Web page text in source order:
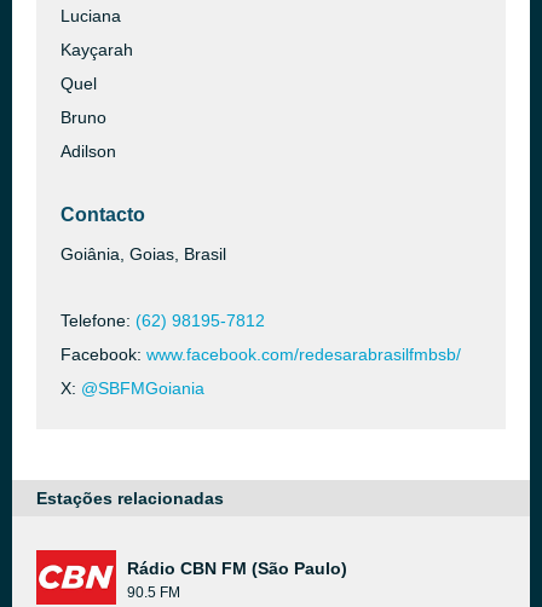
Luciana
Kayçarah
Quel
Bruno
Adilson
Contacto
Goiânia, Goias, Brasil
Telefone: (62) 98195-7812
Facebook: www.facebook.com/redesarabrasilfmbsb/
X: @SBFMGoiania
Estações relacionadas
Rádio CBN FM (São Paulo)
90.5 FM